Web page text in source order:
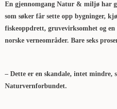
En gjennomgang Natur & miljø har
som søker får sette opp bygninger,
fiskeoppdrett, gruvevirksomhet og
norske verneområder. Bare seks
– Dette er en skandale, intet mindre,
Naturvernforbundet.